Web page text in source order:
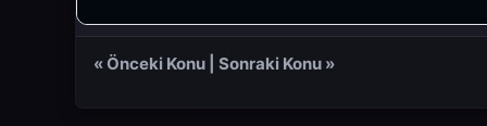
«Önceki Konu Sonraki Konu »